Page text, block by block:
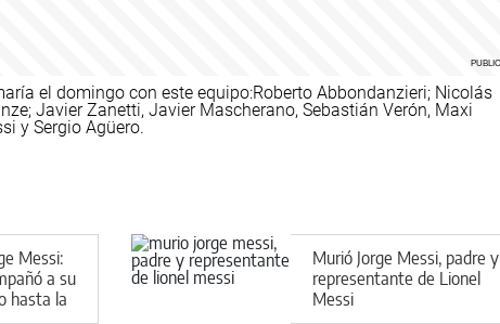
el domingo con este equipo:Roberto Abbondanzieri; Nicolás
Javier Zanetti, Javier Mascherano, Sebastián Verón, Maxi
y Sergio Agüero.
Messi:
a su
hasta la
Murió Jorge Messi, padre y
representante de Lionel
Messi